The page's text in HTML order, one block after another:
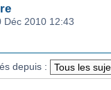
Déc 2010 12:43
depuis :